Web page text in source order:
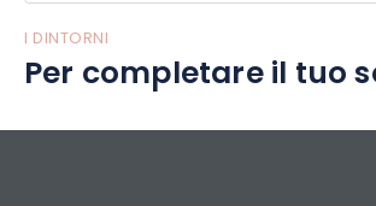
I DINTORNI
Per completare il tuo